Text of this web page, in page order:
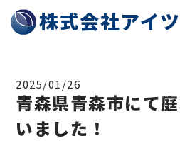
株式会社アイ
2025/01/26
青森県青森市にて
いました！